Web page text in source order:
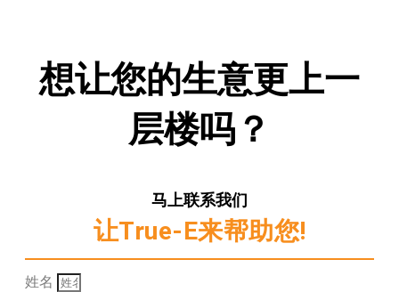
想让您的生意更上一
层楼吗？
马上联系我们
让True-E来帮助您!
姓名